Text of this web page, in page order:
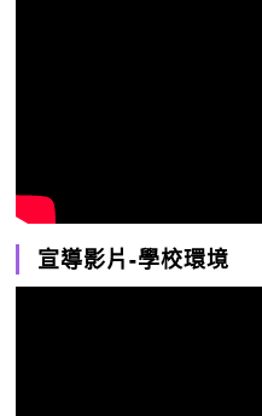
宣導影片-學校環境